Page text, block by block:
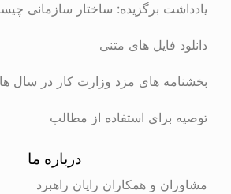
یادداشت برگزیده: ساختار سازمانی
دانلود فایل های متنی
بخشنامه های مزد وزارت کار در سال
توصیه برای استفاده از مطالب
درباره ما
مشاوران و همکاران رایان راهبرد